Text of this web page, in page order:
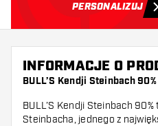
PERSONALIZUJ
INFORMACJE O
BULL’S Kendji Steinbach 90%
BULL’S Kendji Steinbach
Steinbacha, jednego z